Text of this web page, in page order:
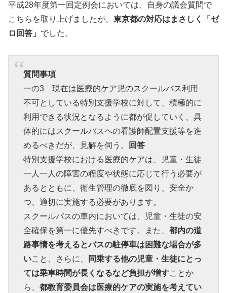
平成28年度第一回定例会においては、自身の議会質問で
こちらを取り上げましたが、 東京都の対応はまさしく「ゼ
ロ回答」 でした。
質問事項
一の3 現在は医療的ケア児のスクールバス利用
不可としている特別支援学校に対して、積極的に
利用できる状況となるように都が促していく、具
体的にはスクールバスヘの看護師配置支援等を進
めるべきだが、見解を伺う。
回答
特別支援学校における医療的ケアは、児童・生徒
一人一人の障害の程度や状態に応じて行う必要が
あるとともに、衛生管理の徹底を図り、安全か
つ、適切に実施する必要があります。
スクールバスの車内においては、児童・生徒の安
全確保を第一に優先すべきです。また、 都内の道
路事情を考えるとバスの駐停車は困難な場合が多
いこと、さらに、
同乗する他の児童・生徒にとっ
ては乗車時間が長くなるなど負担が増すことか
ら、 都教育委員会は医療的ケアの実施を考えてい